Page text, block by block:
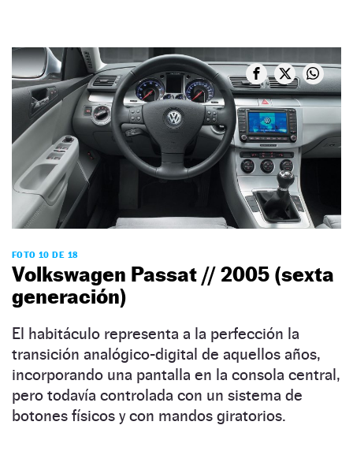
FOTO 10 DE 18
Volkswagen Passat // 2005 (sexta
generación)
El habitáculo representa a la perfección la
transición analógico-digital de aquellos años,
incorporando una pantalla en la consola central,
pero todavía controlada con un sistema de
botones físicos y con mandos giratorios.